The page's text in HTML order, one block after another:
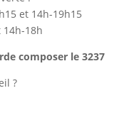
et 14h-19h15
14h-18h
composer le 3237
?